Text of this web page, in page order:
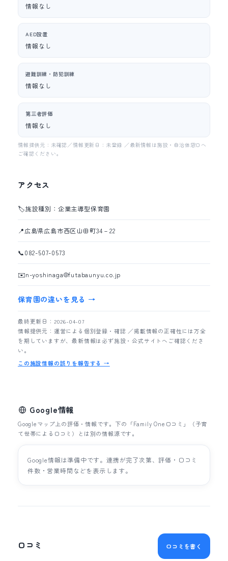
情報なし
AED設置
情報なし
避難訓練・防犯訓練
情報なし
第三者評価
情報なし
情報提供元：未確認／情報更新日：未登録 ／最新情報は施設・自治体窓口へ
ご確認ください。
アクセス
🏷️施設種別：企業主導型保育園
📍広島県広島市西区山田町34－22
📞082-507-0573
✉️n-yoshinaga@futabaunyu.co.jp
保育園の違いを見る →
最終更新日：2026-04-07
情報提供元：運営による個別登録・確認 ／掲載情報の正確性には万全
を期していますが、最新情報は必ず施設・公式サイトへご確認くださ
い。
この施設情報の誤りを報告する →
Google情報
Googleマップ上の評価・情報です。下の「Family One口コミ」（子育
て世帯による口コミ）とは別の情報源です。
Google情報は準備中です。連携が完了次第、評価・口コミ
件数・営業時間などを表示します。
口コミ 口コミを書く